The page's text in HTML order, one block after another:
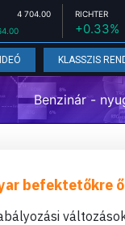
4 704.00 RICHTER
+0.33%
KLASSZIS
Benzinár -
befektetőkre